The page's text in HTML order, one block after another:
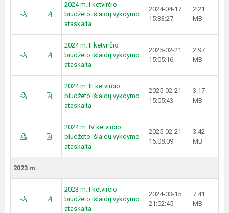
2024 m. I ketvirčio
biudžeto išlaidų vykdymo
ataskaita
2024-04-17
15:33:27
2.21
MB
2024 m. II ketvirčio
biudžeto išlaidų vykdymo
ataskaita
2025-02-21
15:05:16
2.97
MB
2024 m. III ketvirčio
biudžeto išlaidų vykdymo
ataskaita
2025-02-21
15:05:43
3.17
MB
2024 m. IV ketvirčio
biudžeto išlaidų vykdymo
ataskaita
2025-02-21
15:08:09
3.42
MB
2023 m.
2023 m. I ketvirčio
biudžeto išlaidų vykdymo
ataskaita
2024-03-15
21:02:45
7.41
MB